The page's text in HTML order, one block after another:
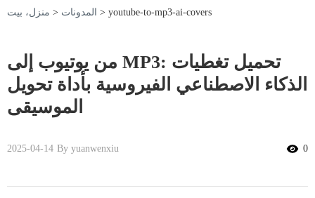
منزل، بيت > المدونات > youtube-to-mp3-ai-covers
من يوتيوب إلى MP3: تحميل تغطيات
الذكاء الاصطناعي الفيروسية بأداة تحويل
الموسيقى
2025-04-14 By yuanwenxiu 0